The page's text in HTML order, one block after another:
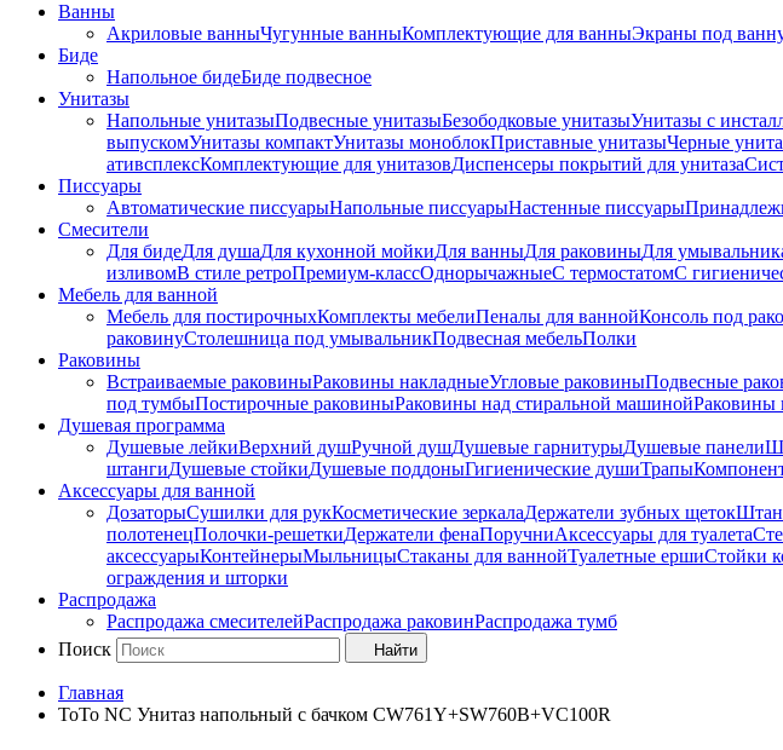
Ванны
Акриловые ванныЧугунные ванныКомплектующие для ванныЭкраны под
Биде
Напольное бидеБиде пoдвеснoе
Унитазы
Напольные унитазыПодвесные унитазыБезободковые унитазыУнитазы с
выпускомУнитазы компактУнитазы моноблокПриставные унитазыЧерные
ативсплексКомплектующие для унитазовДиспенсеры покрытий для унитаза
Писсуары
Автоматические писсуарыНапольные писсуарыНастенные писсуары
Смесители
Для бидеДля душаДля кухонной мойкиДля ванныДля раковиныДля
изливомВ стиле ретроПремиум-классОднорычажныеС термостатомС
Мебель для ванной
Мебель для постирочныхКомплекты мебелиПеналы для ваннойКонсоль под
раковинуСтолешница под умывальникПодвесная мебельПолки
Раковины
Встраиваемые раковиныРаковины накладныеУгловые раковиныПодвесные
под тумбыПостирочные раковиныРаковины над стиральной машинойРаковины
Душевая программа
Душевые лейкиВерхний душРучной душДушевые гарнитурыДушевые панели
штангиДушевые стойкиДушевые поддоныГигиенические душиТрапы
Аксессуары для ванной
ДозаторыСушилки для рукКосметические зеркалаДержатели зубных щеток
полотенецПолочки-решеткиДержатели фенаПоручниАксессуары для туалета
аксессуарыКонтейнерыМыльницыСтаканы для ваннойТуалетные ершиСтойки
ограждения и шторки
Распродажа
Распродажа смесителейРаспродажа раковинРаспродажа тумб
Поиск
Найти
Главная
ToTo NC Унитаз напольный с бачком CW761Y+SW760B+VC100R